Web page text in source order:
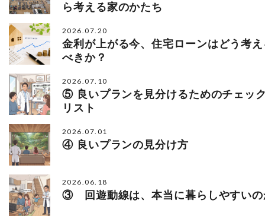
ら考える家のかたち
2026.07.20
金利が上がる今、住宅ローンはどう考
べきか？
2026.07.10
⑤ 良いプランを見分けるためのチェッ
リスト
2026.07.01
④ 良いプランの見分け方
2026.06.18
③ 回遊動線は、本当に暮らしやすいの